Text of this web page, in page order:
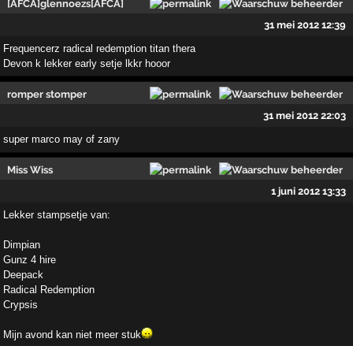
[AFCA]glennoezs[AFCA]
31 mei 2012 12:39
Frequencerz radical redemption titan thera
Devon k lekker early setje lkkr hooor
romper stomper
31 mei 2012 22:03
super marco may of zany
Miss Wiss
1 juni 2012 13:33
Lekker stampsetje van:
Dimpian
Gunz 4 hire
Deepack
Radical Redemption
Crypsis
Mijn avond kan niet meer stuk